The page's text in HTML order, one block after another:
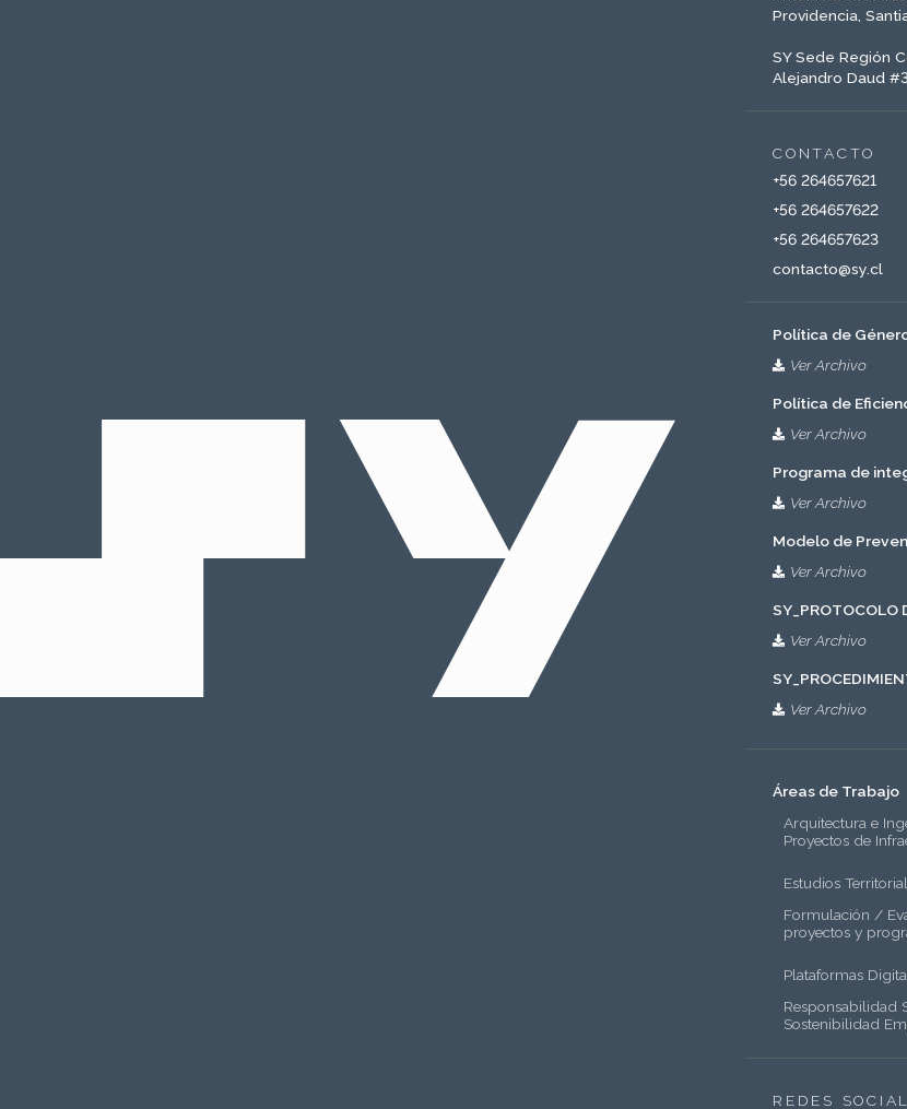
Providencia,
SY Sede Región
Alejandro Daud
CONTACTO
‎+56 264657621
+56 264657622
‎+56 264657623
contacto@sy.cl
Política de
Ver Archivo
Política de
Ver Archivo
Programa de
Ver Archivo
Modelo de
Ver Archivo
SY_PROTOCOLO
Ver Archivo
Ver Archivo
Áreas de Trabajo
Arquitectura e
Proyectos de
Estudios
Formulación /
proyectos y
Plataformas
Responsabilidad
Sostenibilidad
REDES